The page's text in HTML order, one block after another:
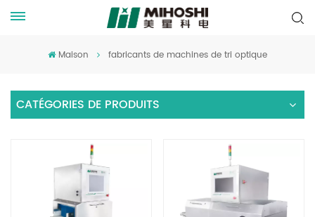
Maison fabricants de machines de tri optique
CATÉGORIES DE PRODUITS